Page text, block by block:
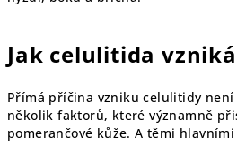
Jak celulitida
Přímá příčina vzniku celulitidy není
několik faktorů, které významně
pomerančové kůže. A těmi hlavními